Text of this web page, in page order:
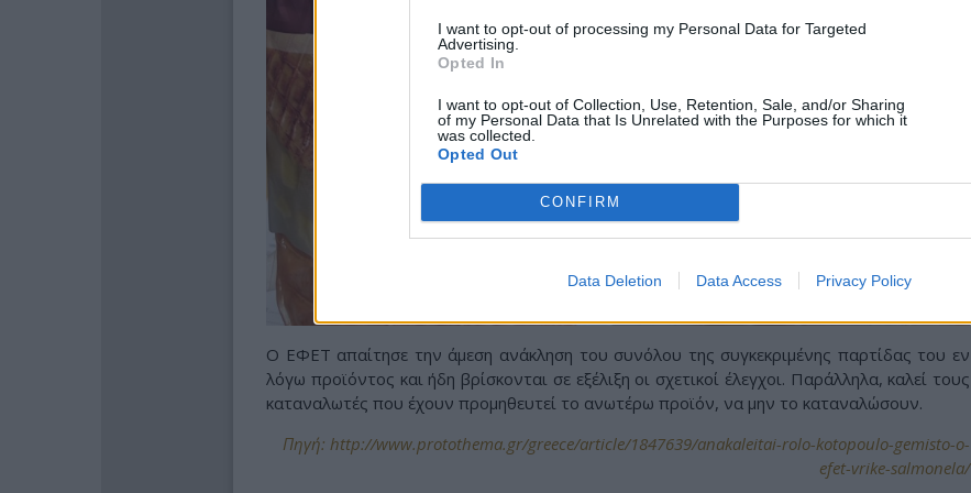
I want to opt-out of processing my Personal Data for Targeted
Advertising.
Opted In
I want to opt-out of Collection, Use, Retention, Sale, and/or Sharing
of my Personal Data that Is Unrelated with the Purposes for which it
was collected.
Opted Out
CONFIRM
Data Deletion Data Access Privacy Policy
Ο ΕΦΕΤ απαίτησε την άμεση ανάκληση του συνόλου της συγκεκριμένης παρτίδας του εν
λόγω προϊόντος και ήδη βρίσκονται σε εξέλιξη οι σχετικοί έλεγχοι. Παράλληλα, καλεί τους
καταναλωτές που έχουν προμηθευτεί το ανωτέρω προϊόν, να μην το καταναλώσουν.
Πηγή: http://www.protothema.gr/greece/article/1847639/anakaleitai-rolo-kotopoulo-gemisto-o-
efet-vrike-salmonela/